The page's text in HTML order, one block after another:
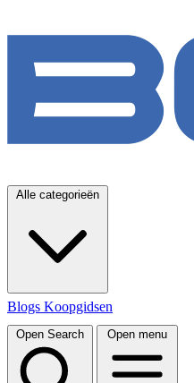
Alle categorieën
Blogs Koopgidsen
Open Search Open menu